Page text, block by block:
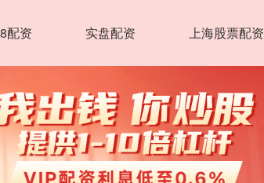
配资 实盘配资 上海股票配资